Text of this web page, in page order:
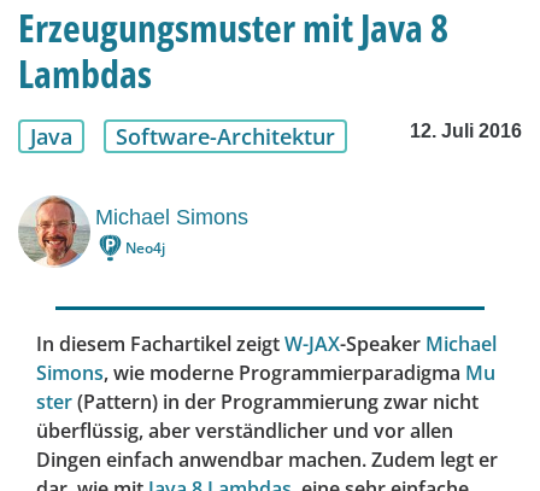
Erzeugungsmuster mit Java 8
Lambdas
Java Software-Architektur 12. Juli 2016
Michael Simons
Neo4j
In diesem Fachartikel zeigtW-JAX-Speaker Michael
Simons, wie moderne Programmierparadigma Mu
ster(Pattern) in der Programmierung zwar nicht
überflüssig, aber verständlicher und vor allen
Dingen einfach anwendbar machen. Zudem legt er